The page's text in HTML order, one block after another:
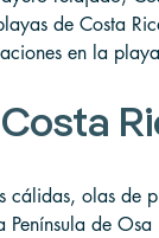
de Costa
en la
cálidas, olas de
Península de